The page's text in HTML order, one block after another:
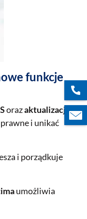
funkcje
orazaktualizacja
i unikać
i porządkuje
umożliwia